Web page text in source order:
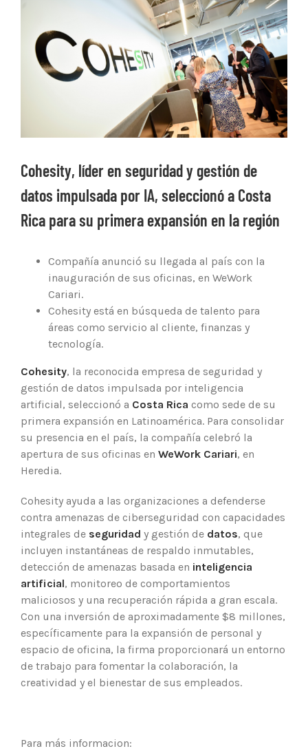
más
grande
Cohesity, líder en seguridad y gestión de
datos impulsada por IA, seleccionó a Costa
Rica para su primera expansión en la región
Compañía anunció su llegada al país con la
inauguración de sus oficinas, en WeWork
Cariari.
Cohesity está en búsqueda de talento para
áreas como servicio al cliente, finanzas y
tecnología.
Cohesity, la reconocida empresa de seguridad y
gestión de datos impulsada por inteligencia
artificial, seleccionó a Costa Rica como sede de su
primera expansión en Latinoamérica. Para consolidar
su presencia en el país, la compañía celebró la
apertura de sus oficinas en WeWork Cariari, en
Heredia.
Cohesity ayuda a las organizaciones a defenderse
contra amenazas de ciberseguridad con capacidades
integrales de seguridad y gestión de datos, que
incluyen instantáneas de respaldo inmutables,
detección de amenazas basada en inteligencia
artificial, monitoreo de comportamientos
maliciosos y una recuperación rápida a gran escala.
Con una inversión de aproximadamente $8 millones,
específicamente para la expansión de personal y
espacio de oficina, la firma proporcionará un entorno
de trabajo para fomentar la colaboración, la
creatividad y el bienestar de sus empleados.
Para más informacion: